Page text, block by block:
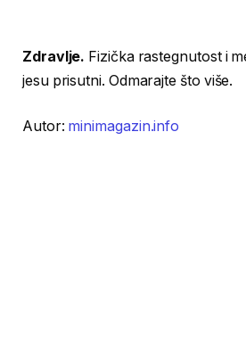
Zdravlje. Fizička rastegnutost i
jesu prisutni. Odmarajte što više.
Autor: minimagazin.info